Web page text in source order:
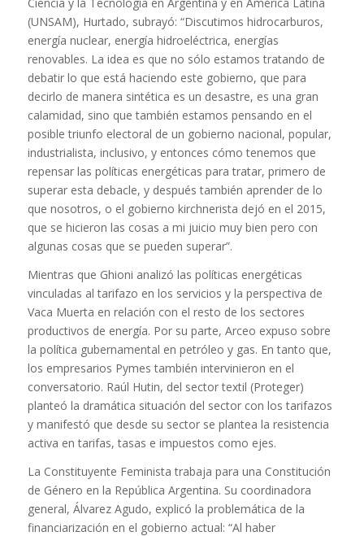
(UNSAM), Hurtado, subrayó: “Discutimos hidrocarburos,
energía nuclear, energía hidroeléctrica, energías
renovables. La idea es que no sólo estamos tratando de
debatir lo que está haciendo este gobierno, que para
decirlo de manera sintética es un desastre, es una gran
calamidad, sino que también estamos pensando en el
posible triunfo electoral de un gobierno nacional, popular,
industrialista, inclusivo, y entonces cómo tenemos que
repensar las políticas energéticas para tratar, primero de
superar esta debacle, y después también aprender de lo
que nosotros, o el gobierno kirchnerista dejó en el 2015,
que se hicieron las cosas a mi juicio muy bien pero con
algunas cosas que se pueden superar”.
Mientras que Ghioni analizó las políticas energéticas
vinculadas al tarifazo en los servicios y la perspectiva de
Vaca Muerta en relación con el resto de los sectores
productivos de energía. Por su parte, Arceo expuso sobre
la política gubernamental en petróleo y gas. En tanto que,
los empresarios Pymes también intervinieron en el
conversatorio. Raúl Hutin, del sector textil (Proteger)
planteó la dramática situación del sector con los tarifazos
y manifestó que desde su sector se plantea la resistencia
activa en tarifas, tasas e impuestos como ejes.
La Constituyente Feminista trabaja para una Constitución
de Género en la República Argentina. Su coordinadora
general, Álvarez Agudo, explicó la problemática de la
financiarización en el gobierno actual: “Al haber